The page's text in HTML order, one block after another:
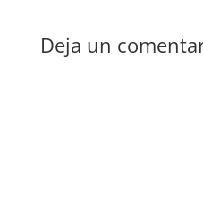
Deja un